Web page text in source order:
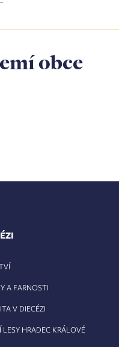
obce
A FARNOSTI
V DIECÉZI
LESY HRADEC KRÁLOVÉ